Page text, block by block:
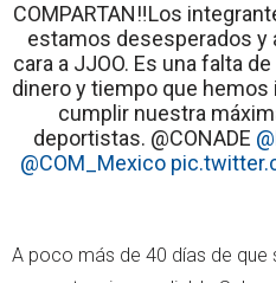
COMPARTAN‼️Los
estamos desesperados y
cara a JJOO. Es una falta
dinero y tiempo que
cumplir nuestra
deportistas. @CONADE
@COM_Mexico
A poco más de 40 días de que